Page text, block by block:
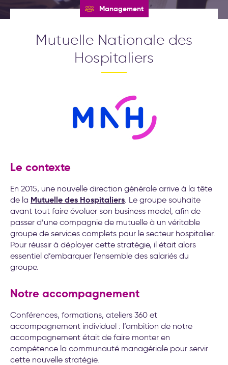
Test déploiement stratégique
est-elle vraiment efficace ?
Séminaire d′engagement
Formations leadership et
Conseil et accompagnement
aux nouveaux modes de
travail
Formations aux nouveaux
modes de travail
Cockpit IA® : la méthode pour
déployer l'IA au service de
votre stratégie d’entreprise
Formations intelligence
artificielle générative
20 exemples
d’accompagnement IA pour la
transformation de l’entreprise
Nos formations Management
Mutuelle Nationale des
Hospitaliers
Le contexte
En 2015, une nouvelle direction générale arrive à la tête
de la Mutuelle des Hospitaliers. Le groupe souhaite
avant tout faire évoluer son business model, afin de
passer d’une compagnie de mutuelle à un véritable
groupe de services complets pour le secteur hospitalier.
Pour réussir à déployer cette stratégie, il était alors
essentiel d’embarquer l’ensemble des salariés du
groupe.
Notre accompagnement
Conférences, formations, ateliers 360 et
accompagnement individuel : l’ambition de notre
accompagnement était de faire monter en
compétence la communauté managériale pour servir
cette nouvelle stratégie.